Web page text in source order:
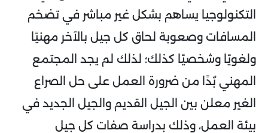
التكنولوجيا يساهم بشكل غير مباشر في تضخم
المسافات وصعوبة لحاق كل جيل بالآخر مهنيًا
ولغويًا وشخصيًا كذلك؛ لذلك لم يجد المجتمع
المهني بٌدًا من ضرورة العمل على حل الصراع
الغير معلن بين الجيل القديم والجيل الجديد في
بيئة العمل، وذلك بدراسة صفات كل جيل